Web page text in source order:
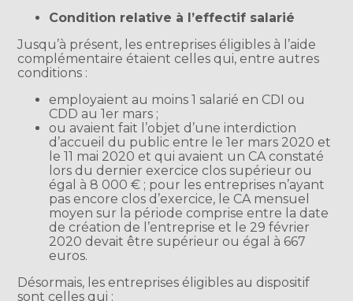
Condition relative à l’effectif salarié
Jusqu’à présent, les entreprises éligibles à l’aide
complémentaire étaient celles qui, entre autres
conditions :
employaient au moins 1 salarié en CDI ou
CDD au 1er mars ;
ou avaient fait l’objet d’une interdiction
d’accueil du public entre le 1er mars 2020 et
le 11 mai 2020 et qui avaient un CA constaté
lors du dernier exercice clos supérieur ou
égal à 8 000 € ; pour les entreprises n’ayant
pas encore clos d’exercice, le CA mensuel
moyen sur la période comprise entre la date
de création de l’entreprise et le 29 février
2020 devait être supérieur ou égal à 667
euros.
Désormais, les entreprises éligibles au dispositif
sont celles qui :